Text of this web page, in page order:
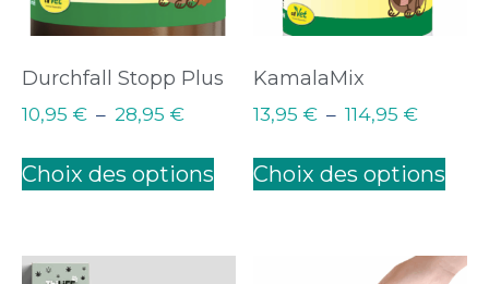
Durchfall Stopp Plus
10,95 € – 28,95 €
Choix des options
KamalaMix
13,95 € – 114,95 €
Choix des options